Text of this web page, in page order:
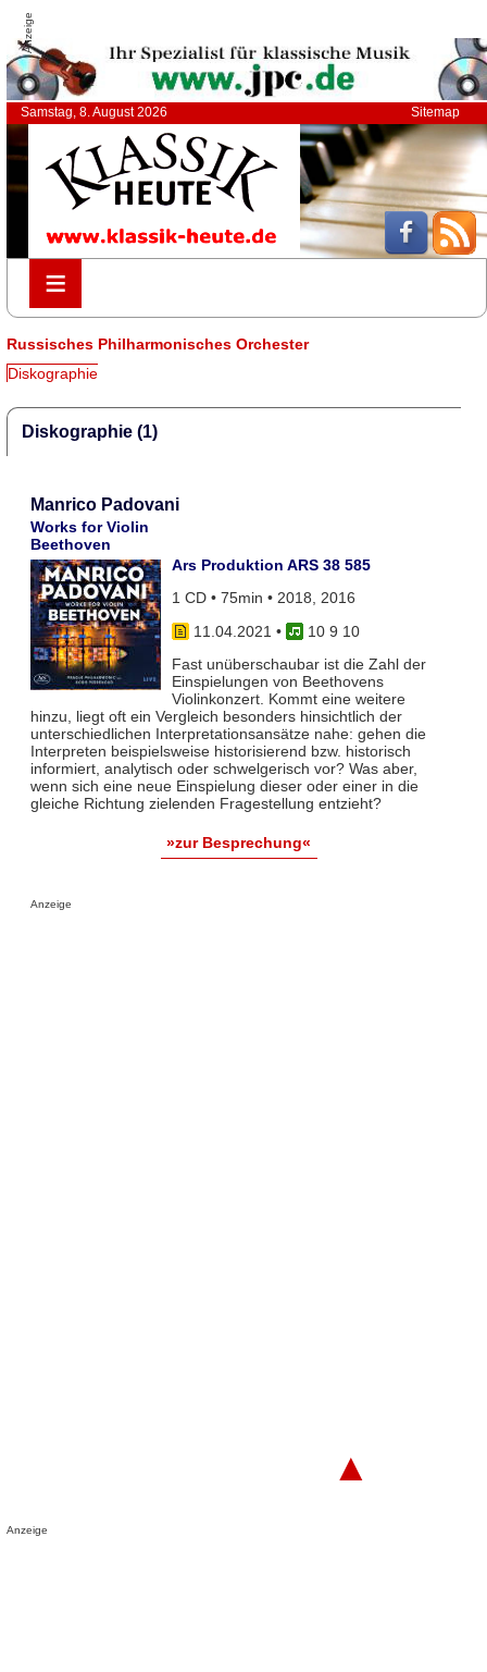
Anzeige
Samstag, 8. August 2026 Sitemap
≡
≡
Russisches Philharmonisches Orchester
Diskographie
Diskographie (1)
Manrico Padovani
Works for Violin
Beethoven
Ars Produktion ARS 38 585
1 CD • 75min • 2018, 2016
11.04.2021 •
10 9 10
Fast unüberschaubar ist die Zahl der
Einspielungen von Beethovens
Violinkonzert. Kommt eine weitere
hinzu, liegt oft ein Vergleich besonders hinsichtlich der
unterschiedlichen Interpretationsansätze nahe: gehen die
Interpreten beispielsweise historisierend bzw. historisch
informiert, analytisch oder schwelgerisch vor? Was aber,
wenn sich eine neue Einspielung dieser oder einer in die
gleiche Richtung zielenden Fragestellung entzieht?
»zur Besprechung«
Anzeige
▲
Anzeige